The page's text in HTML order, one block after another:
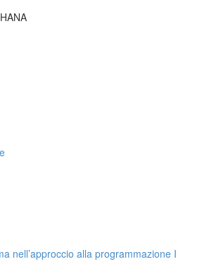
nell’approccio alla programmazione I